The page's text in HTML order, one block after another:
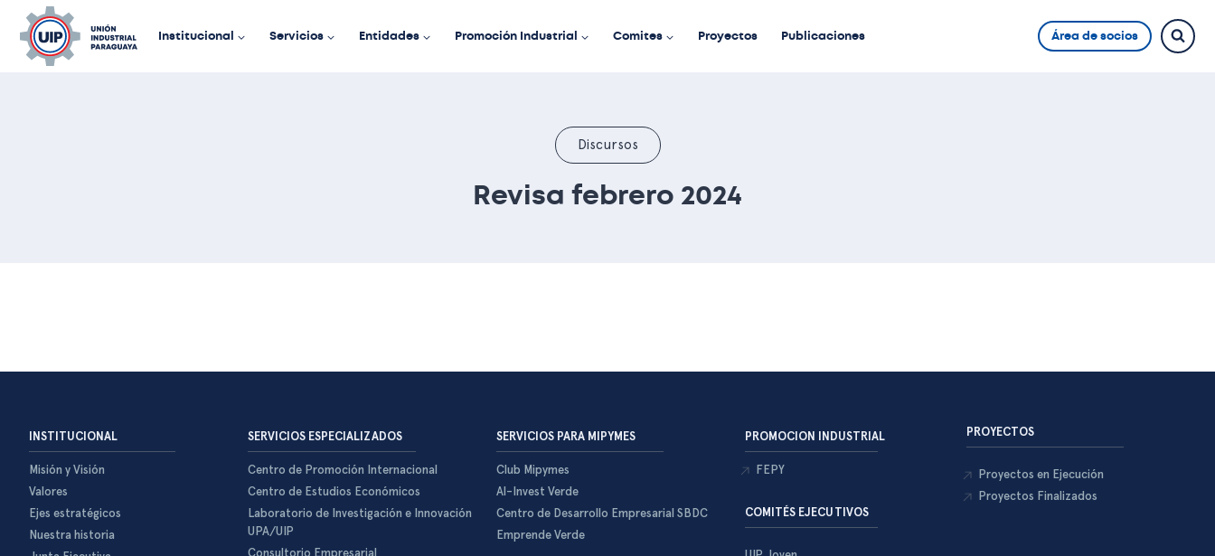
Institucional Servicios Entidades Promoción Industrial Comites Proyectos Publicaciones Área de socios
Discursos
Revisa febrero 2024
INSTITUCIONAL
Misión y Visión
Valores
Ejes estratégicos
Nuestra historia
SERVICIOS ESPECIALIZADOS
Centro de Promoción Internacional
Centro de Estudios Económicos
Laboratorio de Investigación e Innovación
UPA/UIP
Consultorio Empresarial
SERVICIOS PARA MIPYMES
Club Mipymes
Al-Invest Verde
Centro de Desarrollo Empresarial SBDC
Emprende Verde
PROMOCION INDUSTRIAL
FEPY
COMITÉS EJECUTIVOS
PROYECTOS
Proyectos en Ejecución
Proyectos Finalizados